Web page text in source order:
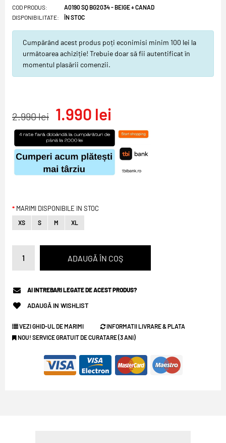
COD PRODUS:
DISPONIBILITATE:
A0190 SQ BG2034 - BEIGE + CANAD
ÎN STOC
Cumpărând acest produs poți econimisi minim 100 lei la
următoarea achiziție! Trebuie doar să fii autentificat în
momentul plasării comenzii.
2.990 lei 1.990 lei
MARIMI DISPONIBILE IN STOC
XS S M XL
AI INTREBARI LEGATE DE ACEST PRODUS?
ADAUGĂ IN WISHLIST
VEZI GHID-UL DE MARIMI
INFORMATII LIVRARE & PLATA
NOU! SERVICE GRATUIT DE CURATARE (3 ANI)